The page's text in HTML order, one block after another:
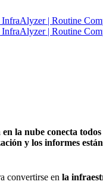
la nube conecta
y los informes
convertirse en la